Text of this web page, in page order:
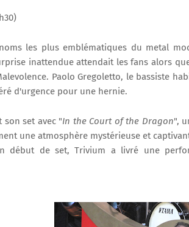
les plus emblématiques du metal
inattendue attendait les fans alors
Paolo Gregoletto, le bassiste
d'urgence pour une hernie.
son set avec "In the Court of the Dragon",
une atmosphère mystérieuse et
début de set, Trivium a livré une